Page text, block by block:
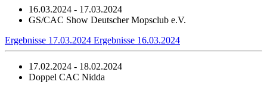
16.03.2024 - 17.03.2024
GS/CAC Show Deutscher Mopsclub e.V.
Ergebnisse 17.03.2024 Ergebnisse 16.03.2024
17.02.2024 - 18.02.2024
Doppel CAC Nidda